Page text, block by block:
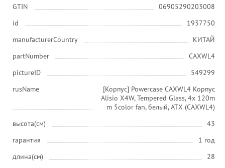
GTIN
06905290203008
id
1937750
manufacturerCountry
КИТАЙ
partNumber
CAXWL4
pictureID
549299
rusName
[Корпус] Powercase CAXWL4 Корпус
Alisio X4W, Tempered Glass, 4x 120m
m 5color fan, белый, ATX (CAXWL4)
высота(см)
43
гарантия
1 год
длина(см)
28